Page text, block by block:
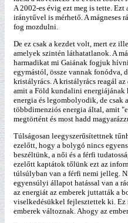
A 2002-es évig ezt meg is tette.
iránytűvel is mérhető. A mágneses
fog mozdulni.
De ez csak a kezdet volt, mert ez
amelyek szintén láthatatlanok. A
harmadikat mi Gaiának fogjuk
egymástól, össze vannak fonódva,
kristályrács. A kristályrács reagál
amit a Föld kundalini energiájának
energia és legombolyodik, de csak
többdimenziós energia által, amit
megtörtént és most hadd
Túlságosan leegyszerűsítettnek
ezelőtt, hogy a bolygó nincs
beszéltünk, a női és a férfi
ezelőtt kaptátok tőlünk ezt az
túlsúlyban van a férfi nemi jelleg.
egyensúlyi állapot hatással van a
az energiát az emberek juttatták a
viselkedésükkel fejlesztettek ki. Ez
emberek változnak. Ahogy az